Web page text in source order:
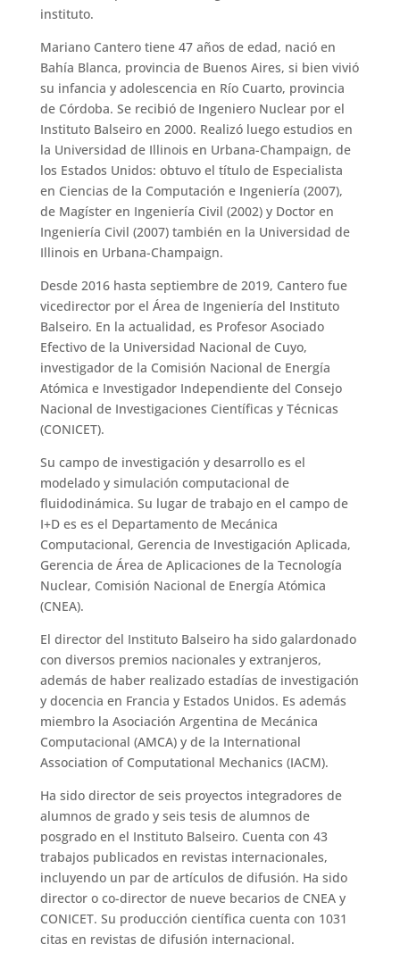
instituto.
Mariano Cantero tiene 47 años de edad, nació en
Bahía Blanca, provincia de Buenos Aires, si bien vivió
su infancia y adolescencia en Río Cuarto, provincia
de Córdoba. Se recibió de Ingeniero Nuclear por el
Instituto Balseiro en 2000. Realizó luego estudios en
la Universidad de Illinois en Urbana-Champaign, de
los Estados Unidos: obtuvo el título de Especialista
en Ciencias de la Computación e Ingeniería (2007),
de Magíster en Ingeniería Civil (2002) y Doctor en
Ingeniería Civil (2007) también en la Universidad de
Illinois en Urbana-Champaign.
Desde 2016 hasta septiembre de 2019, Cantero fue
vicedirector por el Área de Ingeniería del Instituto
Balseiro. En la actualidad, es Profesor Asociado
Efectivo de la Universidad Nacional de Cuyo,
investigador de la Comisión Nacional de Energía
Atómica e Investigador Independiente del Consejo
Nacional de Investigaciones Científicas y Técnicas
(CONICET).
Su campo de investigación y desarrollo es el
modelado y simulación computacional de
fluidodinámica. Su lugar de trabajo en el campo de
I+D es es el Departamento de Mecánica
Computacional, Gerencia de Investigación Aplicada,
Gerencia de Área de Aplicaciones de la Tecnología
Nuclear, Comisión Nacional de Energía Atómica
(CNEA).
El director del Instituto Balseiro ha sido galardonado
con diversos premios nacionales y extranjeros,
además de haber realizado estadías de investigación
y docencia en Francia y Estados Unidos. Es además
miembro la Asociación Argentina de Mecánica
Computacional (AMCA) y de la International
Association of Computational Mechanics (IACM).
Ha sido director de seis proyectos integradores de
alumnos de grado y seis tesis de alumnos de
posgrado en el Instituto Balseiro. Cuenta con 43
trabajos publicados en revistas internacionales,
incluyendo un par de artículos de difusión. Ha sido
director o co-director de nueve becarios de CNEA y
CONICET. Su producción científica cuenta con 1031
citas en revistas de difusión internacional.